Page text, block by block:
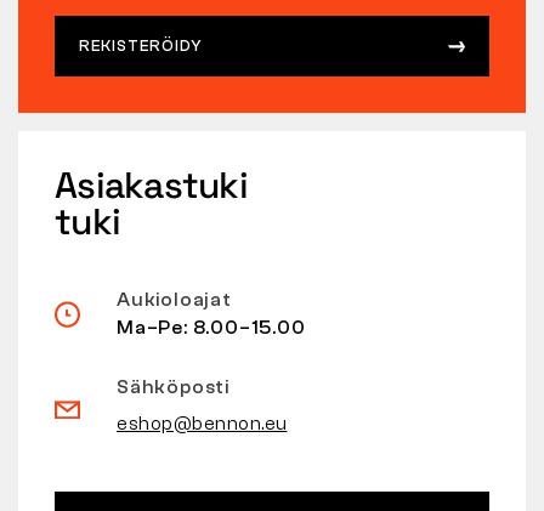
REKISTERÖIDY
Asiakastuki
tuki
Aukioloajat
Ma–Pe: 8.00–15.00
Sähköposti
eshop@bennon.eu